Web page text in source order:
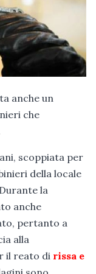
anche un
che
scoppiata per
della locale
la
anche
pertanto a
alla
il reato di rissa e